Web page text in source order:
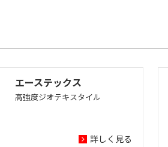
エーステックス
高強度ジオテキスタイル
詳しく見る